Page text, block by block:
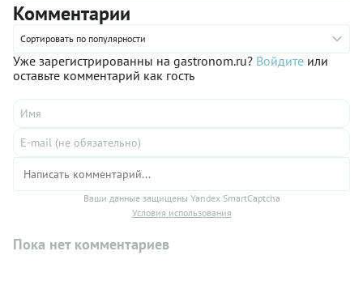
Комментарии
Сортировать по популярности
Уже зарегистрированны на gastronom.ru? Войдите или
оставьте комментарий как гость
Ваши данные защищены Yandex SmartCaptcha
Условия использования
Пока нет комментариев